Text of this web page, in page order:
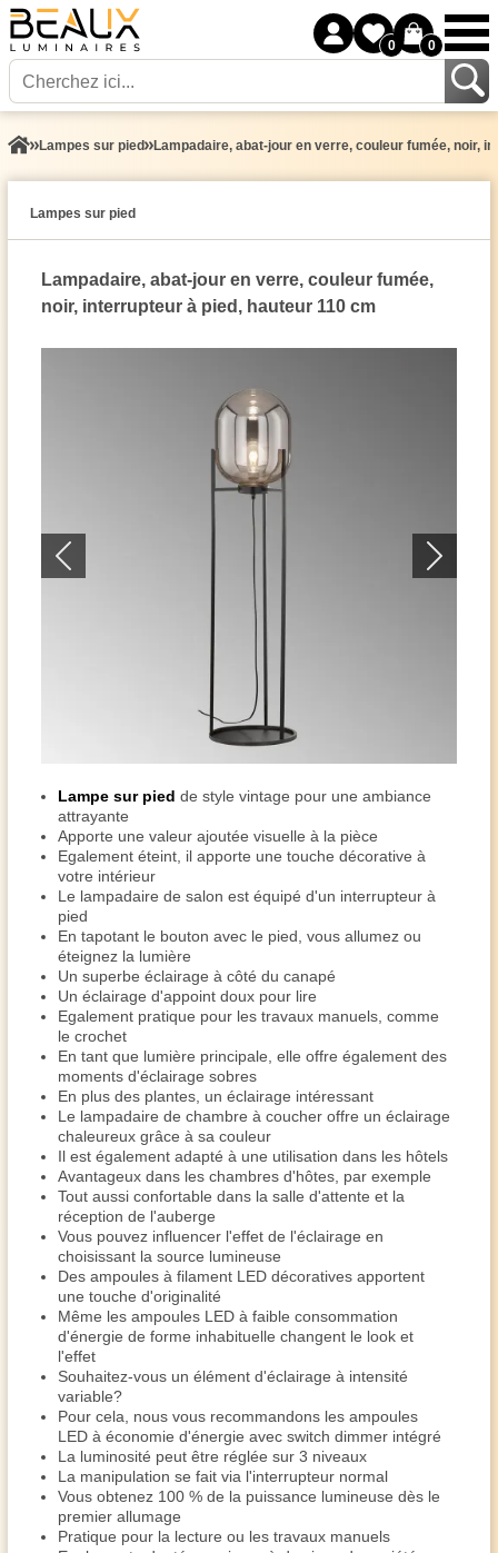
0 0
Lampes sur pied Lampadaire, abat-jour en verre, couleur fumée, noir,
Lampes sur pied
Lampadaire, abat-jour en verre, couleur fumée,
noir, interrupteur à pied, hauteur 110 cm
Lampe sur pied de style vintage pour une ambiance
attrayante
Apporte une valeur ajoutée visuelle à la pièce
Egalement éteint, il apporte une touche décorative à
votre intérieur
Le lampadaire de salon est équipé d'un interrupteur à
pied
En tapotant le bouton avec le pied, vous allumez ou
éteignez la lumière
Un superbe éclairage à côté du canapé
Un éclairage d'appoint doux pour lire
Egalement pratique pour les travaux manuels, comme
le crochet
En tant que lumière principale, elle offre également des
moments d'éclairage sobres
En plus des plantes, un éclairage intéressant
Le lampadaire de chambre à coucher offre un éclairage
chaleureux grâce à sa couleur
Il est également adapté à une utilisation dans les hôtels
Avantageux dans les chambres d'hôtes, par exemple
Tout aussi confortable dans la salle d'attente et la
réception de l'auberge
Vous pouvez influencer l'effet de l'éclairage en
choisissant la source lumineuse
Des ampoules à filament LED décoratives apportent
une touche d'originalité
Même les ampoules LED à faible consommation
d'énergie de forme inhabituelle changent le look et
l'effet
Souhaitez-vous un élément d'éclairage à intensité
variable?
Pour cela, nous vous recommandons les ampoules
LED à économie d'énergie avec switch dimmer intégré
La luminosité peut être réglée sur 3 niveaux
La manipulation se fait via l'interrupteur normal
Vous obtenez 100 % de la puissance lumineuse dès le
premier allumage
Pratique pour la lecture ou les travaux manuels